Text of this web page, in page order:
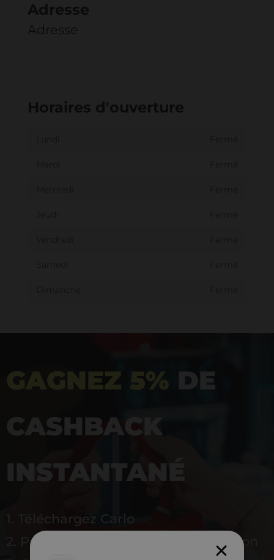
Adresse
Adresse
Horaires d'ouverture
GAGNEZ 5% DE
CASHBACK
INSTANTANÉ
1. Téléchargez Carlo
2. Payez en magasin avec l’application